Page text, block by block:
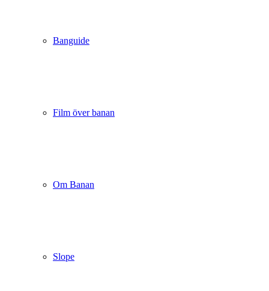
Banguide
Film över banan
Om Banan
Slope